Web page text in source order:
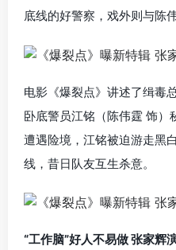
底线的好警察，戏外则与陈
电影《爆裂点》讲述了缉毒
卧底警员江铭（陈伟霆 饰）
遭遇险境，江铭被迫游走黑
线，昔日队友互生杀意。
“工作脑”好人不易做 张家辉